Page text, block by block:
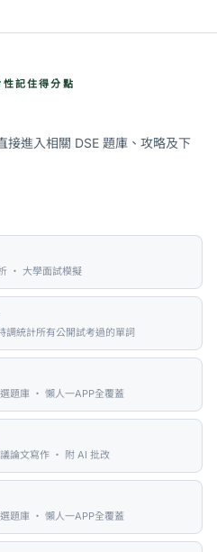
記住得分點
進入相關 DSE 題庫、攻略及下
・ 大學面試模擬
調統計所有公開試考過的單詞
題庫 ・ 懶人一APP全覆蓋
論文寫作 ・ 附 AI 批改
題庫 ・ 懶人一APP全覆蓋